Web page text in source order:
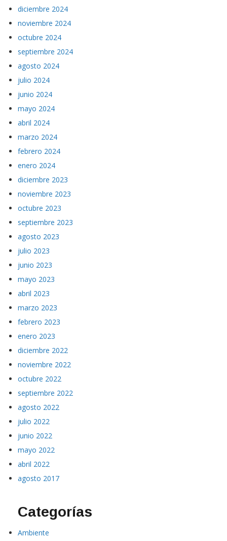
diciembre 2024
noviembre 2024
octubre 2024
septiembre 2024
agosto 2024
julio 2024
junio 2024
mayo 2024
abril 2024
marzo 2024
febrero 2024
enero 2024
diciembre 2023
noviembre 2023
octubre 2023
septiembre 2023
agosto 2023
julio 2023
junio 2023
mayo 2023
abril 2023
marzo 2023
febrero 2023
enero 2023
diciembre 2022
noviembre 2022
octubre 2022
septiembre 2022
agosto 2022
julio 2022
junio 2022
mayo 2022
abril 2022
agosto 2017
Categorías
Ambiente